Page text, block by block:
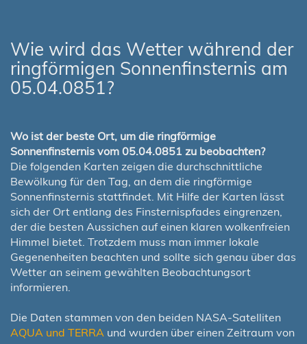
Wie wird das Wetter während der
ringförmigen Sonnenfinsternis am
05.04.0851?
Wo ist der beste Ort, um die ringförmige
Sonnenfinsternis vom 05.04.0851 zu beobachten?
Die folgenden Karten zeigen die durchschnittliche
Bewölkung für den Tag, an dem die ringförmige
Sonnenfinsternis stattfindet. Mit Hilfe der Karten lässt
sich der Ort entlang des Finsternispfades eingrenzen,
der die besten Aussichen auf einen klaren wolkenfreien
Himmel bietet. Trotzdem muss man immer lokale
Gegenenheiten beachten und sollte sich genau über das
Wetter an seinem gewählten Beobachtungsort
informieren.
Die Daten stammen von den beiden NASA-Satelliten
AQUA und TERRA und wurden über einen Zeitraum von